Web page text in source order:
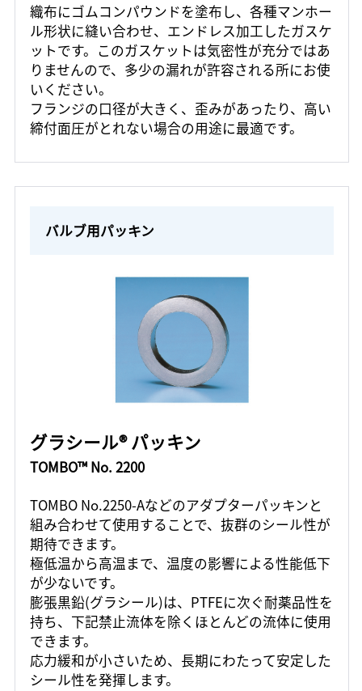
織布にゴムコンパウンドを塗布し、各種マンホー
ル形状に縫い合わせ、エンドレス加工したガスケ
ットです。このガスケットは気密性が充分ではあ
りませんので、多少の漏れが許容される所にお使
いください。
フランジの口径が大きく、歪みがあったり、高い
締付面圧がとれない場合の用途に最適です。
バルブ用パッキン
グラシール® パッキン
TOMBO™ No. 2200
TOMBO No.2250-Aなどのアダプターパッキンと
組み合わせて使用することで、抜群のシール性が
期待できます。
極低温から高温まで、温度の影響による性能低下
が少ないです。
膨張黒鉛(グラシール)は、PTFEに次ぐ耐薬品性を
持ち、下記禁止流体を除くほとんどの流体に使用
できます。
応力緩和が小さいため、長期にわたって安定した
シール性を発揮します。